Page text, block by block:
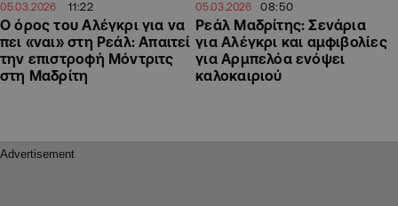
05.03.2026 11:22
Ο όρος του Αλέγκρι για να
πει «ναι» στη Ρεάλ: Απαιτεί
την επιστροφή Μόντριτς
στη Μαδρίτη
05.03.2026 08:50
Ρεάλ Μαδρίτης: Σενάρια
για Αλέγκρι και αμφιβολίες
για Αρμπελόα ενόψει
καλοκαιριού